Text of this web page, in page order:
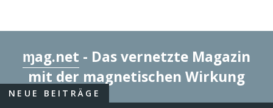
ɱag.net - Das vernetzte Magazin
mit der magnetischen Wirkung
NEUE BEITRÄGE